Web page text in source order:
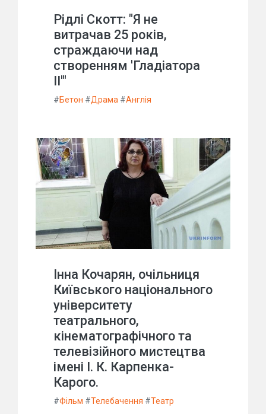
Рідлі Скотт: "Я не
витрачав 25 років,
страждаючи над
створенням 'Гладіатора
II'"
#Бетон #Драма #Англія
Інна Кочарян, очільниця
Київського національного
університету
театрального,
кінематографічного та
телевізійного мистецтва
імені І. К. Карпенка-
Карого.
#Фільм #Телебачення #Театр